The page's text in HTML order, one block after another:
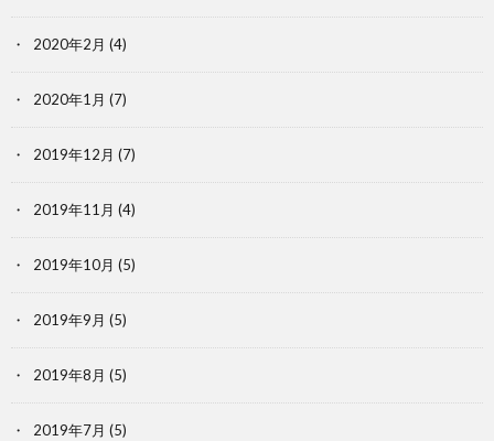
2020年2月 (4)
2020年1月 (7)
2019年12月 (7)
2019年11月 (4)
2019年10月 (5)
2019年9月 (5)
2019年8月 (5)
2019年7月 (5)